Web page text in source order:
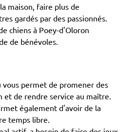
maison, faire plus de
gardés par des passionnés.
chiens à Poey-d'Oloron
de bénévoles.
permet de promener des
et de rendre service au maître.
également d'avoir de la
temps libre.